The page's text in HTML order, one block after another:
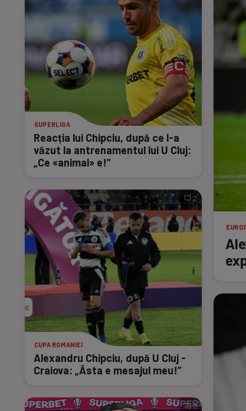
SUPERLIGA
Reacția lui Chipciu, după ce l-a
văzut la antrenamentul lui U Cluj:
„Ce «animal» e!”
CUPA ROMANIEI
Alexandru Chipciu, după U Cluj -
Craiova: „Ăsta e mesajul meu!”
2
3